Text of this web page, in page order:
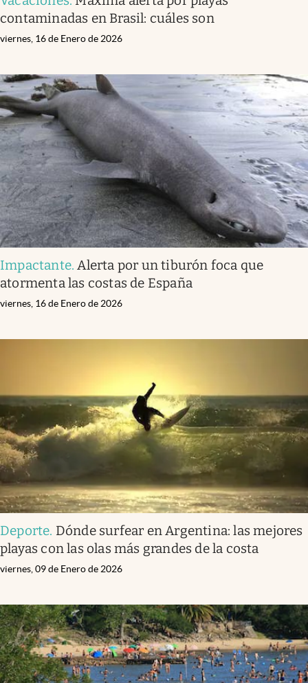
contaminadas en Brasil: cuáles son
viernes, 16 de Enero de 2026
Impactante.Alerta por un tiburón foca que
atormenta las costas de España
viernes, 16 de Enero de 2026
Deporte. Dónde surfear en Argentina: las mejores
playas con las olas más grandes de la costa
viernes, 09 de Enero de 2026